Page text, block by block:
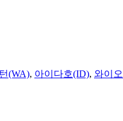
(WA), 아이다호(ID), 와이